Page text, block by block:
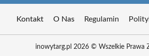
Kontakt O Nas Regulamin
inowytarg.pl 2026 © Wszelkie Prawa